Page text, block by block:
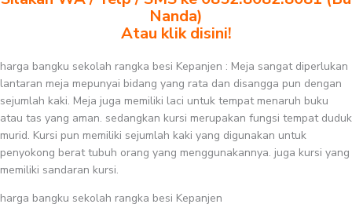
Nanda)
Atau klik disini!
harga bangku sekolah rangka besi Kepanjen : Meja sangat diperlukan
lantaran meja mepunyai bidang yang rata dan disangga pun dengan
sejumlah kaki. Meja juga memiliki laci untuk tempat menaruh buku
atau tas yang aman. sedangkan kursi merupakan fungsi tempat duduk
murid. Kursi pun memiliki sejumlah kaki yang digunakan untuk
penyokong berat tubuh orang yang menggunakannya. juga kursi yang
memiliki sandaran kursi.
harga bangku sekolah rangka besi Kepanjen